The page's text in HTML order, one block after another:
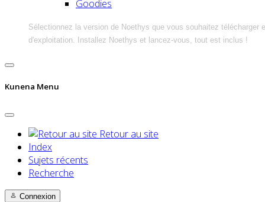
Goodies
Sélectionnez la version de Noethys que vous souhaitez télécharger
d'exploitation. Installez Noethys et lancez-vous, tout est inclus !
Kunena Menu
Retour au site
Index
Sujets récents
Recherche
Connexion